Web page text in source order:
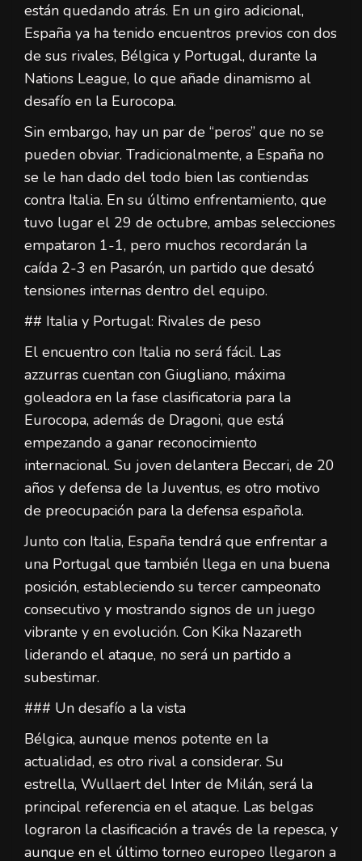
están quedando atrás. En un giro adicional,
España ya ha tenido encuentros previos con dos
de sus rivales, Bélgica y Portugal, durante la
Nations League, lo que añade dinamismo al
desafío en la Eurocopa.
Sin embargo, hay un par de “peros” que no se
pueden obviar. Tradicionalmente, a España no
se le han dado del todo bien las contiendas
contra Italia. En su último enfrentamiento, que
tuvo lugar el 29 de octubre, ambas selecciones
empataron 1-1, pero muchos recordarán la
caída 2-3 en Pasarón, un partido que desató
tensiones internas dentro del equipo.
## Italia y Portugal: Rivales de peso
El encuentro con Italia no será fácil. Las
azzurras cuentan con Giugliano, máxima
goleadora en la fase clasificatoria para la
Eurocopa, además de Dragoni, que está
empezando a ganar reconocimiento
internacional. Su joven delantera Beccari, de 20
años y defensa de la Juventus, es otro motivo
de preocupación para la defensa española.
Junto con Italia, España tendrá que enfrentar a
una Portugal que también llega en una buena
posición, estableciendo su tercer campeonato
consecutivo y mostrando signos de un juego
vibrante y en evolución. Con Kika Nazareth
liderando el ataque, no será un partido a
subestimar.
### Un desafío a la vista
Bélgica, aunque menos potente en la
actualidad, es otro rival a considerar. Su
estrella, Wullaert del Inter de Milán, será la
principal referencia en el ataque. Las belgas
lograron la clasificación a través de la repesca, y
aunque en el último torneo europeo llegaron a